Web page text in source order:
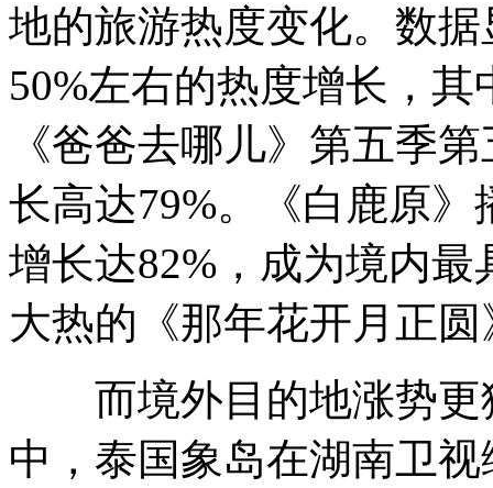
地的旅游热度变化。数
50%左右的热度增长，
《爸爸去哪儿》第五季
长高达79%。《白鹿原
增长达82%，成为境内
大热的《那年花开月正
而境外目的地涨势更
中，泰国象岛在湖南卫